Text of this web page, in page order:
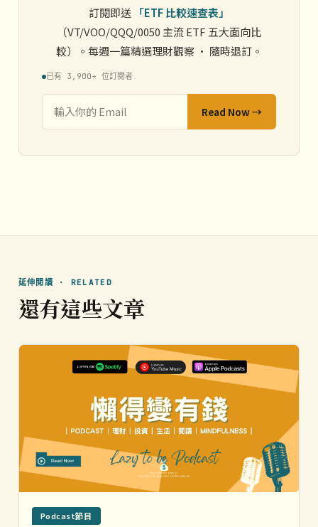
訂閱即送 「ETF 比較速查表」
（VT/VOO/QQQ/0050 主流 ETF 五大面向比
較）。每週一篇精選理財觀察 · 隨時退訂。
已有 3,900+ 位訂閱者
Read Now →
延伸閱讀 · RELATED
還有這些文章
Podcast節目